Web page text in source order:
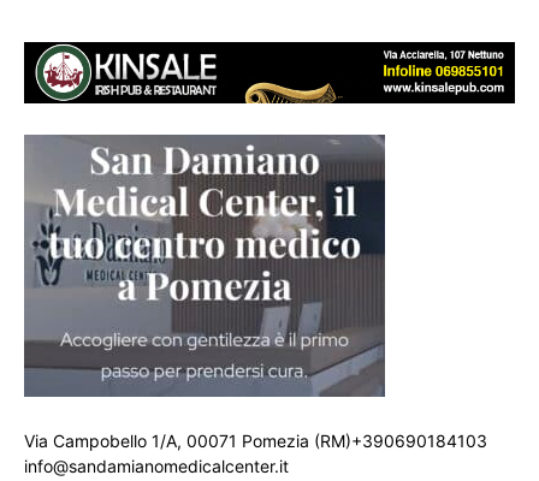
Via Campobello 1/A, 00071 Pomezia (RM)+390690184103
info@sandamianomedicalcenter.it